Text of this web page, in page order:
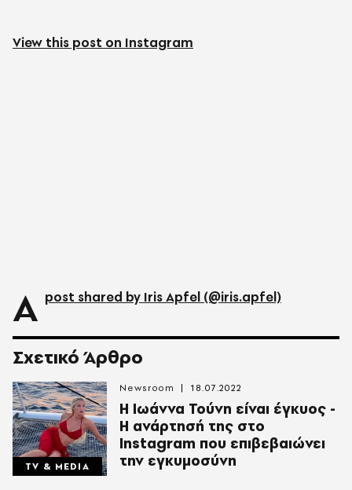
View this post on Instagram
A post shared by Iris Apfel (@iris.apfel)
Σχετικό Άρθρο
TV & MEDIA
Η Ιωάννα Τούνη είναι έγκυος -
Η ανάρτησή της στο
Instagram που επιβεβαιώνει
την εγκυμοσύνη
Newsroom 18.07.2022